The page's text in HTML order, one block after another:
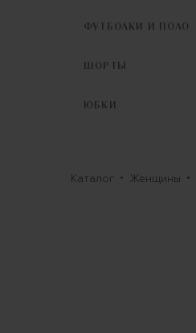
ФУТБОЛКИ И ПОЛО
ШОРТЫ
ЮБКИ
Каталог Женщины